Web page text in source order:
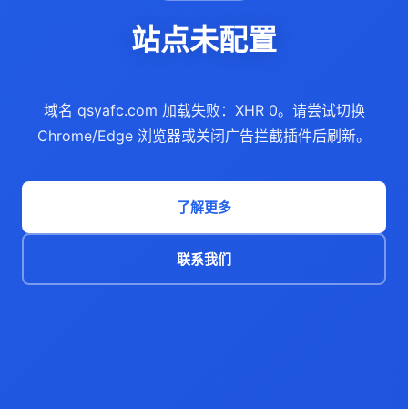
站点未配置
域名 qsyafc.com 加载失败：XHR 0。请尝试切换
Chrome/Edge 浏览器或关闭广告拦截插件后刷新。
了解更多
联系我们